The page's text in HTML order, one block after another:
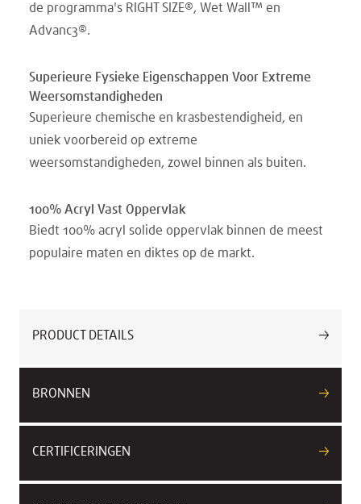
de programma's RIGHT SIZE®, Wet Wall™ en
Advanc3®.
Superieure Fysieke Eigenschappen Voor Extreme
Weersomstandigheden
Superieure chemische en krasbestendigheid, en
uniek voorbereid op extreme
weersomstandigheden, zowel binnen als buiten.
100% Acryl Vast Oppervlak
Biedt 100% acryl solide oppervlak binnen de meest
populaire maten en diktes op de markt.
PRODUCT DETAILS
BRONNEN
CERTIFICERINGEN